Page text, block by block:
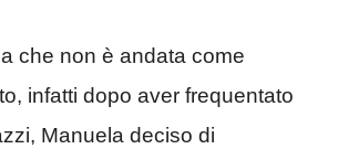
che non è andata come
infatti dopo aver frequentato
Manuela deciso di